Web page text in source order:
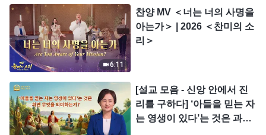
6:11
찬양 MV ＜너는 너의 사명을
아는가＞ | 2026 ＜찬미의 소
리＞
[설교 모음 - 신앙 안에서 진
리를 구하다] ‘아들을 믿는 자
는 영생이 있다’는 것은 과연